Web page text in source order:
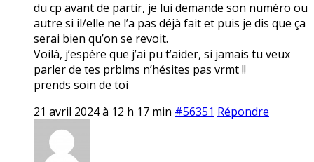
du cp avant de partir, je lui demande son numéro ou
autre si il/elle ne l’a pas déjà fait et puis je dis que ça
serai bien qu’on se revoit.
Voilà, j’espère que j’ai pu t’aider, si jamais tu veux
parler de tes prblms n’hésites pas vrmt !!
prends soin de toi
21 avril 2024 à 12 h 17 min #56351 Répondre